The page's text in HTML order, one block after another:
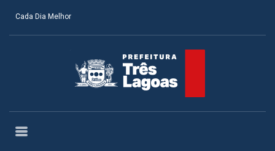
Cada Dia Melhor